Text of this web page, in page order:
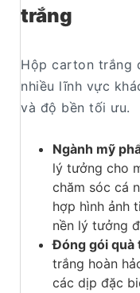
trắng
Hộp carton trắng
nhiều lĩnh vực
và độ bền tối ưu.
Ngành mỹ
lý tưởng cho
chăm sóc cá
hợp hình ảnh
nền lý tưởng
Đóng gói quà
trắng hoàn
các dịp đặc